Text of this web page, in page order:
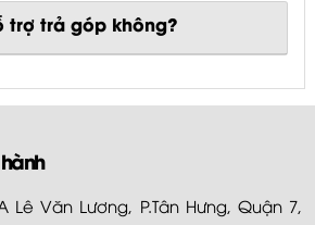
trợ trả góp không?
Lê Văn Lương, P.Tân Hưng, Quận 7,